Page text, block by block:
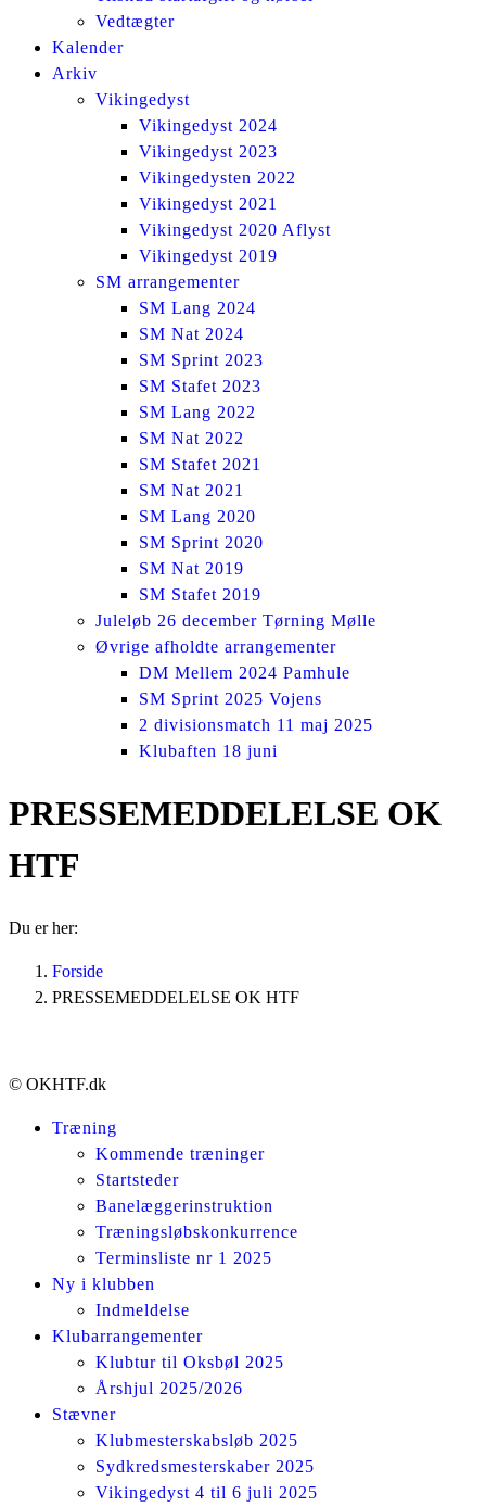
Vedtægter
Kalender
Arkiv
Vikingedyst
Vikingedyst 2024
Vikingedyst 2023
Vikingedysten 2022
Vikingedyst 2021
Vikingedyst 2020 Aflyst
Vikingedyst 2019
SM arrangementer
SM Lang 2024
SM Nat 2024
SM Sprint 2023
SM Stafet 2023
SM Lang 2022
SM Nat 2022
SM Stafet 2021
SM Nat 2021
SM Lang 2020
SM Sprint 2020
SM Nat 2019
SM Stafet 2019
Juleløb 26 december Tørning Mølle
Øvrige afholdte arrangementer
DM Mellem 2024 Pamhule
SM Sprint 2025 Vojens
2 divisionsmatch 11 maj 2025
Klubaften 18 juni
PRESSEMEDDELELSE OK
HTF
Du er her:
Forside
PRESSEMEDDELELSE OK HTF
© OKHTF.dk
Træning
Kommende træninger
Startsteder
Banelæggerinstruktion
Træningsløbskonkurrence
Terminsliste nr 1 2025
Ny i klubben
Indmeldelse
Klubarrangementer
Klubtur til Oksbøl 2025
Årshjul 2025/2026
Stævner
Klubmesterskabsløb 2025
Sydkredsmesterskaber 2025
Vikingedyst 4 til 6 juli 2025